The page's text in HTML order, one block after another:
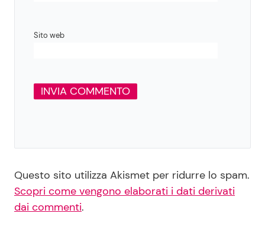
Sito web
Questo sito utilizza Akismet per ridurre lo spam.
Scopri come vengono elaborati i dati derivati
dai commenti.